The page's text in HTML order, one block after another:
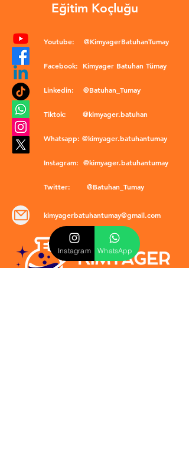
Eğitim Koçluğu
Youtube: @KimyagerBatuhanTumay
Facebook: Kimyager Batuhan Tümay
Linkedin: @Batuhan_Tumay
Tiktok: @kimyager.batuhan
Whatsapp: @kimyager.batuhantumay
Instagram: @kimyager.batuhantumay
Twitter: @Batuhan_Tumay
kimyagerbatuhantumay@gmail.com
Instagram WhatsApp